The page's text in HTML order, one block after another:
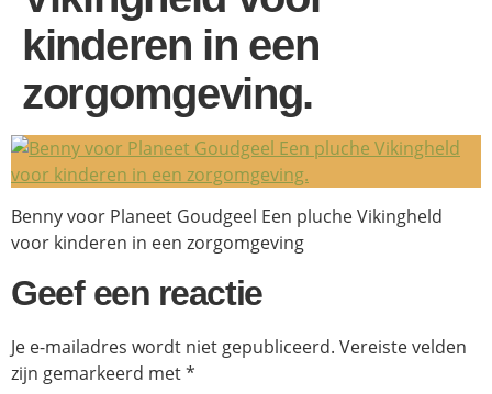
kinderen in een
zorgomgeving.
Benny voor Planeet Goudgeel Een pluche Vikingheld
voor kinderen in een zorgomgeving
Geef een reactie
Je e-mailadres wordt niet gepubliceerd. Vereiste velden
zijn gemarkeerd met*